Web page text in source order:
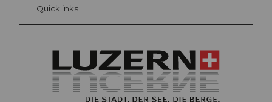
Quicklinks